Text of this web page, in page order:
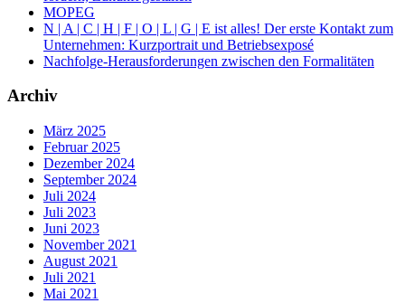
MOPEG
N | A | C | H | F | O | L | G | E ist alles! Der erste Kontakt zum
Unternehmen: Kurzportrait und Betriebsexposé
Nachfolge-Herausforderungen zwischen den Formalitäten
Archiv
März 2025
Februar 2025
Dezember 2024
September 2024
Juli 2024
Juli 2023
Juni 2023
November 2021
August 2021
Juli 2021
Mai 2021